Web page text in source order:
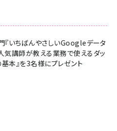
いちばんやさしいGoogleデータ
気講師が教える業務で使えるダッ
本』を3名様にプレゼント